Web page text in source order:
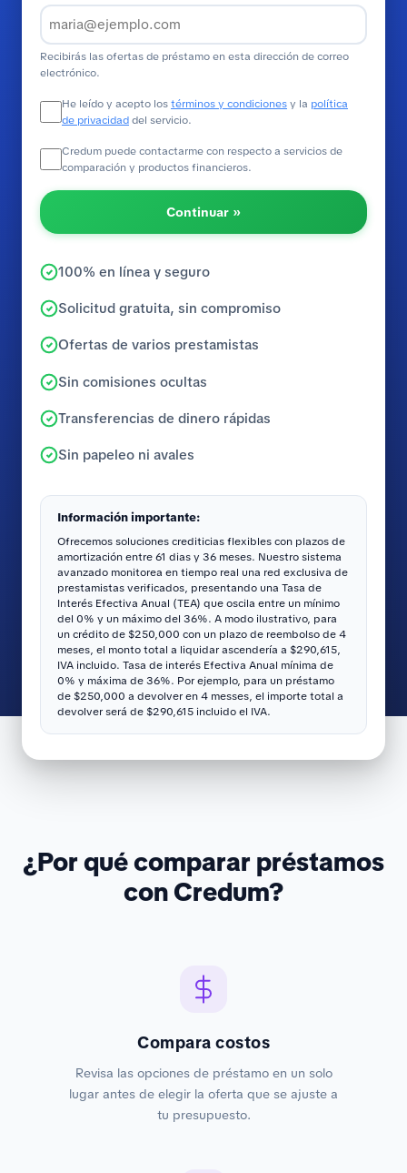
Recibirás las ofertas de préstamo en esta dirección de correo
electrónico.
He leído y acepto lostérminos y condicionesy la política
de privacidaddel servicio.
Credum puede contactarme con respecto a servicios de
comparación y productos financieros.
Continuar »
100% en línea y seguro
Solicitud gratuita, sin compromiso
Ofertas de varios prestamistas
Sin comisiones ocultas
Transferencias de dinero rápidas
Sin papeleo ni avales
Información importante:
Ofrecemos soluciones crediticias flexibles con plazos de
amortización entre 61 dias y 36 meses. Nuestro sistema
avanzado monitorea en tiempo real una red exclusiva de
prestamistas verificados, presentando una Tasa de
Interés Efectiva Anual (TEA) que oscila entre un mínimo
del 0% y un máximo del 36%. A modo ilustrativo, para
un crédito de $250,000 con un plazo de reembolso de 4
meses, el monto total a liquidar ascendería a $290,615,
IVA incluido. Tasa de interés Efectiva Anual mínima de
0% y máxima de 36%. Por ejemplo, para un préstamo
de $250,000 a devolver en 4 messes, el importe total a
devolver será de $290,615 incluido el IVA.
¿Por qué comparar préstamos
con Credum?
Compara costos
Revisa las opciones de préstamo en un solo
lugar antes de elegir la oferta que se ajuste a
tu presupuesto.